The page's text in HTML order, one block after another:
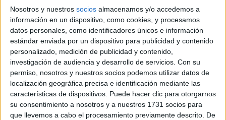
Nosotros y nuestros socios almacenamos y/o accedemos a
información en un dispositivo, como cookies, y procesamos
datos personales, como identificadores únicos e información
estándar enviada por un dispositivo para publicidad y contenido
personalizado, medición de publicidad y contenido,
investigación de audiencia y desarrollo de servicios. Con su
permiso, nosotros y nuestros socios podemos utilizar datos de
localización geográfica precisa e identificación mediante las
características de dispositivos. Puede hacer clic para otorgarnos
su consentimiento a nosotros y a nuestros 1731 socios para
que llevemos a cabo el procesamiento previamente descrito. De
Presencial |Girona
Máster Universitario en
Ciudadanía y Derechos Humanos: Ética y
Política
UNIVERSITAT DE GIRONA (Universidad Pública)
Tipo: Máster
Pídeles información ¡GRATIS!
Seleccionar por provincia